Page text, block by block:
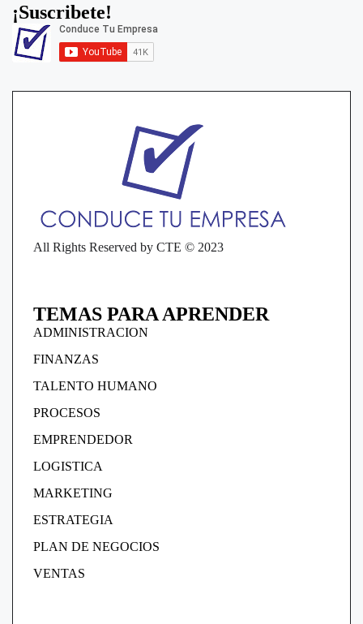
¡Suscribete!
All Rights Reserved by CTE © 2023
TEMAS PARA APRENDER
ADMINISTRACION
FINANZAS
TALENTO HUMANO
PROCESOS
EMPRENDEDOR
LOGISTICA
MARKETING
ESTRATEGIA
PLAN DE NEGOCIOS
VENTAS